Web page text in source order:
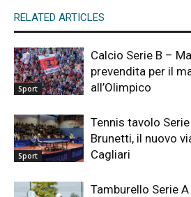
RELATED ARTICLES
Sport
Calcio Serie B –
prevendita per il
all’Olimpico
Sport
Tennis tavolo
Brunetti, il nuovo
Cagliari
Tamburello Serie